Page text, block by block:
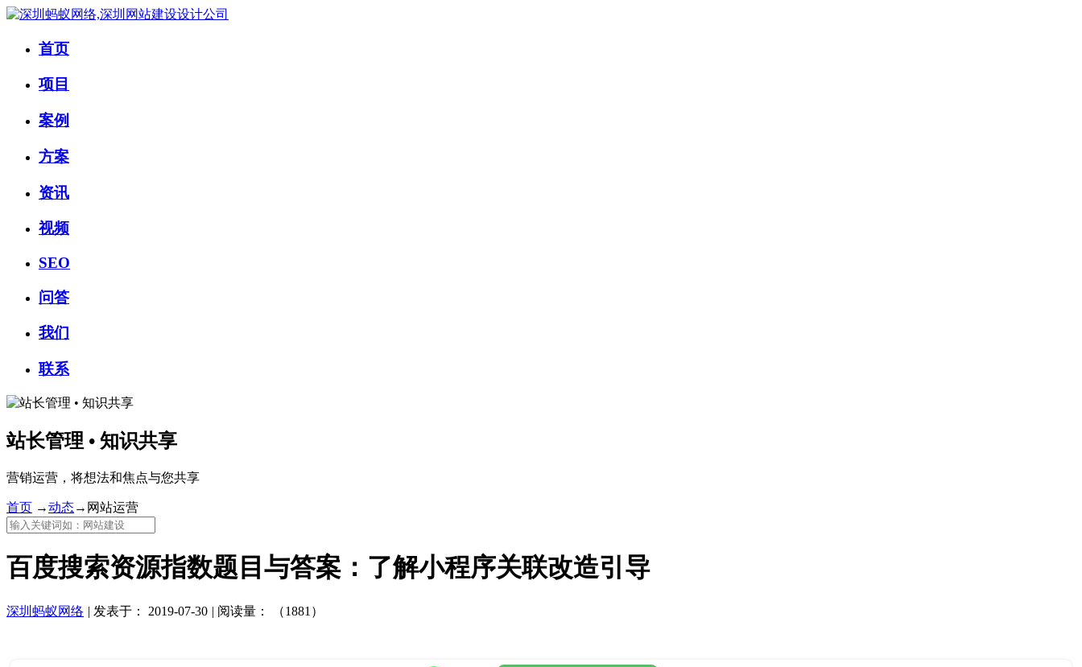
首页
项目
案例
方案
资讯
视频
SEO
问答
我们
联系
站长管理 • 知识共享
营销运营，将想法和焦点与您共享
首页 →动态→ 网站运营
百度搜索资源指数题目与答案：了解小程序关联改造引导
深圳蚂蚁网络 | 发表于： 2019-07-30 | 阅读量： （1881）